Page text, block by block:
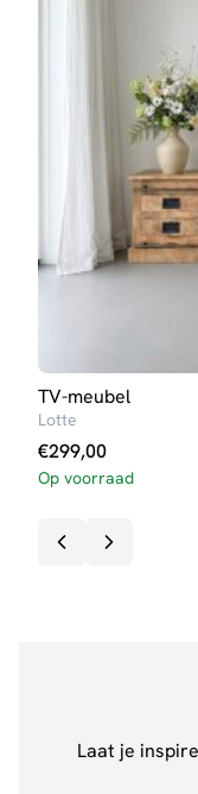
TV-meubel
Lotte
€299,00
Op voorraad
Laat je